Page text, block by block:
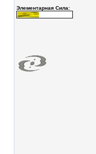
Элементарная Сила: